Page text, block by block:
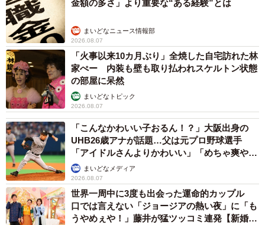
金額の多さ」より重要な“ある経験”とは
まいどなニュース情報部
2026.08.07
「火事以来10カ月ぶり」全焼した自宅訪れた林
家ぺー 内装も壁も取り払われスケルトン状態
の部屋に呆然
まいどなトピック
2026.08.07
「こんなかわいい子おるん！？」大阪出身の
UHB26歳アナが話題…父は元プロ野球選手
「アイドルさんよりかわいい」「めちゃ爽や
か」まいどなメディア
2026.08.07
世界一周中に3度も出会った運命的カップル
口では言えない「ジョージアの熱い夜」に「も
うやめぇや！」藤井が猛ツッコミ連発【新婚さ